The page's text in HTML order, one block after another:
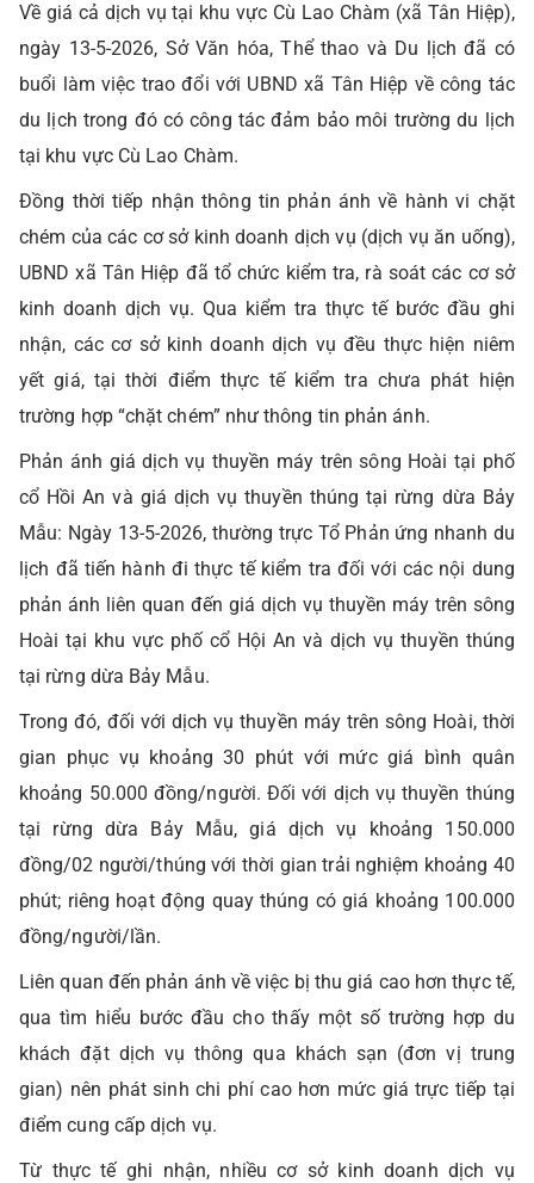
Về giá cả dịch vụ tại khu vực Cù Lao Chàm (xã Tân Hiệp),
ngày 13-5-2026, Sở Văn hóa, Thể thao và Du lịch đã có
buổi làm việc trao đổi với UBND xã Tân Hiệp về công tác
du lịch trong đó có công tác đảm bảo môi trường du lịch
tại khu vực Cù Lao Chàm.
Đồng thời tiếp nhận thông tin phản ánh về hành vi chặt
chém của các cơ sở kinh doanh dịch vụ (dịch vụ ăn uống),
UBND xã Tân Hiệp đã tổ chức kiểm tra, rà soát các cơ sở
kinh doanh dịch vụ. Qua kiểm tra thực tế bước đầu ghi
nhận, các cơ sở kinh doanh dịch vụ đều thực hiện niêm
yết giá, tại thời điểm thực tế kiểm tra chưa phát hiện
trường hợp “chặt chém” như thông tin phản ánh.
Phản ánh giá dịch vụ thuyền máy trên sông Hoài tại phố
cổ Hồi An và giá dịch vụ thuyền thúng tại rừng dừa Bảy
Mẫu: Ngày 13-5-2026, thường trực Tổ Phản ứng nhanh du
lịch đã tiến hành đi thực tế kiểm tra đối với các nội dung
phản ánh liên quan đến giá dịch vụ thuyền máy trên sông
Hoài tại khu vực phố cổ Hội An và dịch vụ thuyền thúng
tại rừng dừa Bảy Mẫu.
Trong đó, đối với dịch vụ thuyền máy trên sông Hoài, thời
gian phục vụ khoảng 30 phút với mức giá bình quân
khoảng 50.000 đồng/người. Đối với dịch vụ thuyền thúng
tại rừng dừa Bảy Mẫu, giá dịch vụ khoảng 150.000
đồng/02 người/thúng với thời gian trải nghiệm khoảng 40
phút; riêng hoạt động quay thúng có giá khoảng 100.000
đồng/người/lần.
Liên quan đến phản ánh về việc bị thu giá cao hơn thực tế,
qua tìm hiểu bước đầu cho thấy một số trường hợp du
khách đặt dịch vụ thông qua khách sạn (đơn vị trung
gian) nên phát sinh chi phí cao hơn mức giá trực tiếp tại
điểm cung cấp dịch vụ.
Từ thực tế ghi nhận, nhiều cơ sở kinh doanh dịch vụ